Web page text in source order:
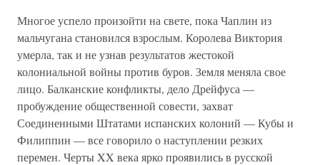
Многое успело произойти на свете, пока Чаплин из
мальчугана становился взрослым. Королева Виктория
умерла, так и не узнав результатов жестокой
колониальной войны против буров. Земля меняла свое
лицо. Балканские конфликты, дело Дрейфуса —
пробуждение общественной совести, захват
Соединенными Штатами испанских колоний — Кубы и
Филиппин — все говорило о наступлении резких
перемен. Черты XX века ярко проявились в русской